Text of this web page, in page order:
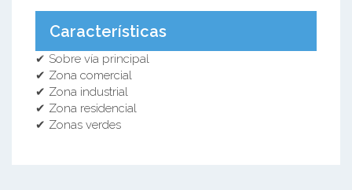
Características
✔ Sobre vía principal
✔ Zona comercial
✔ Zona industrial
✔ Zona residencial
✔ Zonas verdes